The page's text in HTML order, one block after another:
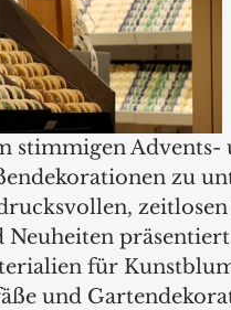
stimmigen Advents-
zu
Neuheiten
für
und